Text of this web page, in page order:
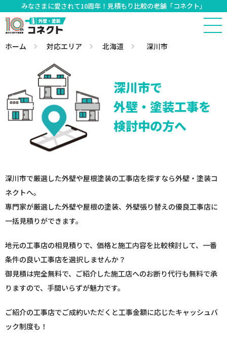
みなさまに愛されて10周年！見積もり比較の老舗「コネクト」
ホーム 対応エリア 北海道 深川市
深川市で
外壁・塗装工事を
検討中の方へ
深川市で厳選した外壁や屋根塗装の工事店を探すなら外壁・塗装コ
ネクトへ。
専門家が厳選した外壁や屋根の塗装、外壁張り替えの優良工事店に
一括見積りができます。
地元の工事店の相見積りで、価格と施工内容を比較検討して、一番
条件の良い工事店を選択しませんか？
御見積は完全無料で、ご紹介した施工店へのお断り代行も無料で承
りますので、手間いらずが魅力です。
ご紹介の工事店でご成約いただくと工事金額に応じたキャッシュバ
ック制度も！